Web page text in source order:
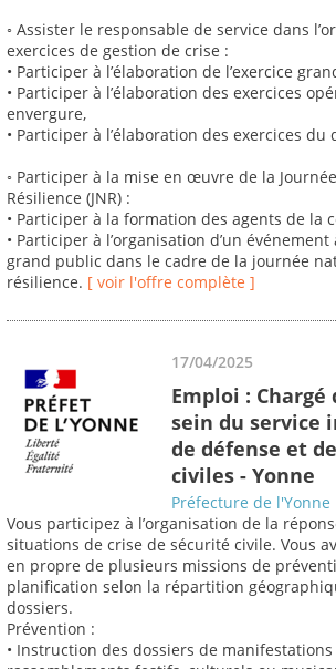
◦ Assister le responsable de service dans
exercices de gestion de crise :
• Participer à l’élaboration de l’exercice
• Participer à l’élaboration des exercices
envergure,
• Participer à l’élaboration des exercices du
◦ Participer à la mise en œuvre de la
Résilience (JNR) :
• Participer à la formation des agents de la
• Participer à l’organisation d’un
grand public dans le cadre de la journée
résilience. [ voir l'offre complète ]
17/04/2025
Emploi :
sein du service
de défense et
civiles - Yonne
Préfecture de l'Yonne
Vous participez à l’organisation de la
situations de crise de sécurité civile. Vous
en propre de plusieurs missions de
planification selon la répartition
dossiers.
Prévention :
• Instruction des dossiers de